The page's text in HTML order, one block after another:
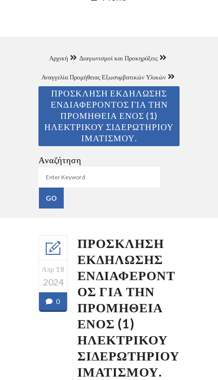
Αρχική Διαγωνισμοί και Προκηρύξεις
Αναγγελία Προμήθειας Εξωσυμβατικών Υλικών
ΠΡΟΣΚΛΗΣΗ ΕΚΔΗΛΩΣΗΣ
ΕΝΔΙΑΦΕΡΟΝΤΟΣ ΓΙΑ ΤΗΝ
ΠΡΟΜΗΘΕΙΑ ΕΝΟΣ (1)
ΗΛΕΚΤΡΙΚΟΥ ΣΙΔΕΡΩΤΗΡΙΟΥ
ΙΜΑΤΙΣΜΟΥ.
Αναζήτηση
Απρ 18
2024
0
ΠΡΟΣΚΛΗΣΗ
ΕΚΔΗΛΩΣΗΣ
ΕΝΔΙΑΦΕΡΟΝΤ
ΟΣ ΓΙΑ ΤΗΝ
ΠΡΟΜΗΘΕΙΑ
ΕΝΟΣ (1)
ΗΛΕΚΤΡΙΚΟΥ
ΣΙΔΕΡΩΤΗΡΙΟΥ
ΙΜΑΤΙΣΜΟΥ.